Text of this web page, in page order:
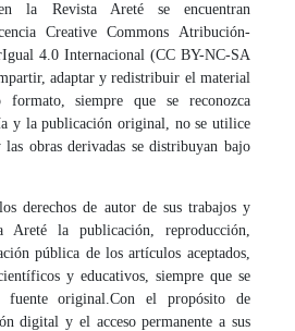
la Revista Areté se encuentran
Creative Commons Atribución-
4.0 Internacional (CC BY-NC-SA
adaptar y redistribuir el material
siempre que se reconozca
y la publicación original, no se utilice
obras derivadas se distribuyan bajo
derechos de autor de sus trabajos y
Areté la publicación, reproducción,
pública de los artículos aceptados,
y educativos, siempre que se
fuente original.Con el propósito de
digital y el acceso permanente a sus